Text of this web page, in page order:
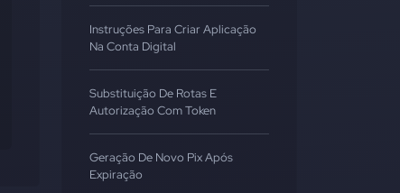
Instruções Para Criar Aplicação
Na Conta Digital
Substituição De Rotas E
Autorização Com Token
Geração De Novo Pix Após
Expiração